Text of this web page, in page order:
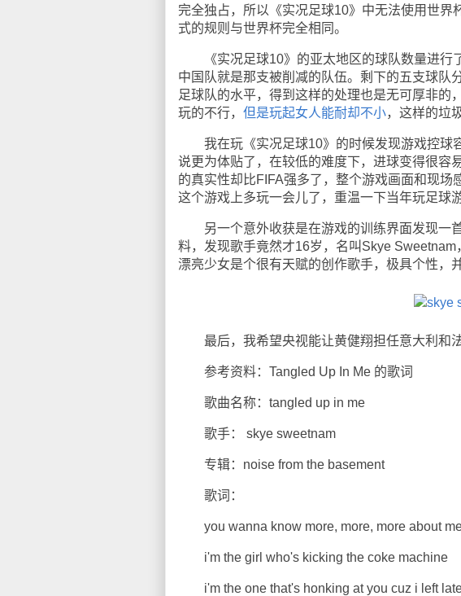
完全独占，所以《实况足球10》中无法使用世界
式的规则与世界杯完全相同。
《实况足球10》的亚太地区的球队数量进行
中国队就是那支被削减的队伍。剩下的五支球队
足球队的水平，得到这样的处理也是无可厚非的
玩的不行， 但是玩起女人能耐却不小，这样的垃
我在玩《实况足球10》的时候发现游戏控球
说更为体贴了，在较低的难度下，进球变得很容
的真实性却比FIFA强多了，整个游戏画面和现
这个游戏上多玩一会儿了，重温一下当年玩足球
另一个意外收获是在游戏的训练界面发现一
料，发现歌手竟然才16岁，名叫Skye
漂亮少女是个很有天赋的创作歌手，极具个性，
最后，我希望央视能让黄健翔担任意大利和法
参考资料：Tangled Up In Me 的歌词
歌曲名称：tangled up in me
歌手： skye sweetnam
专辑：noise from the basement
歌词：
you wanna know more, more, more about
i'm the girl who's kicking the coke machine
i'm the one that's honking at you cuz i left